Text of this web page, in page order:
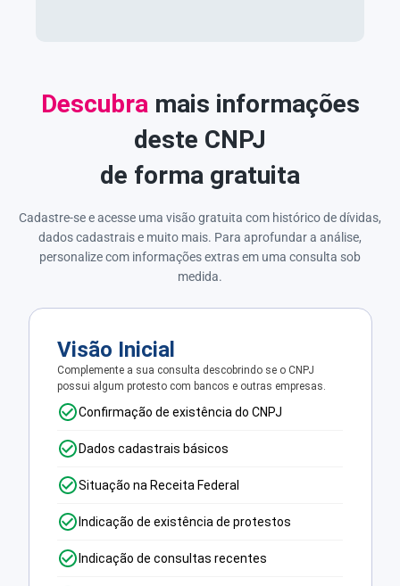
Descubramais informações
deste CNPJ
de forma gratuita
Cadastre-se e acesse uma visão gratuita com histórico de dívidas,
dados cadastrais e muito mais. Para aprofundar a análise,
personalize com informações extras em uma consulta sob
medida.
Visão Inicial
Complemente a sua consulta descobrindo se o CNPJ
possui algum protesto com bancos e outras empresas.
Confirmação de existência do CNPJ
Dados cadastrais básicos
Situação na Receita Federal
Indicação de existência de protestos
Indicação de consultas recentes